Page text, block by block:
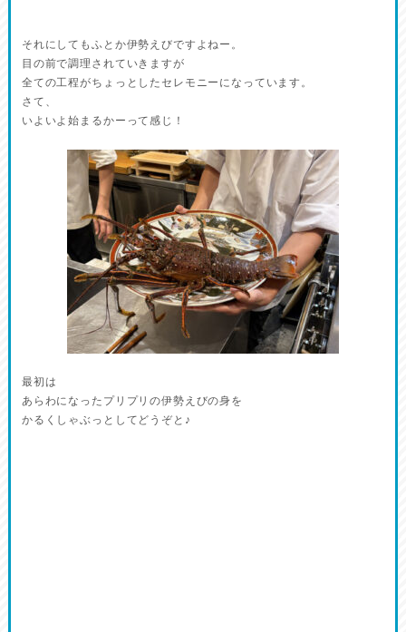
それにしてもふとか伊勢えびですよねー。
目の前で調理されていきますが
全ての工程がちょっとしたセレモニーになっています。
さて、
いよいよ始まるかーって感じ！
最初は
あらわになったプリプリの伊勢えびの身を
かるくしゃぶっとしてどうぞと♪